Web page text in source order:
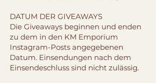
DATUM DER GIVEAWAYS
Die Giveaways beginnen und enden
zu dem in den KM Emporium
Instagram-Posts angegebenen
Datum. Einsendungen nach dem
Einsendeschluss sind nicht zulässig.